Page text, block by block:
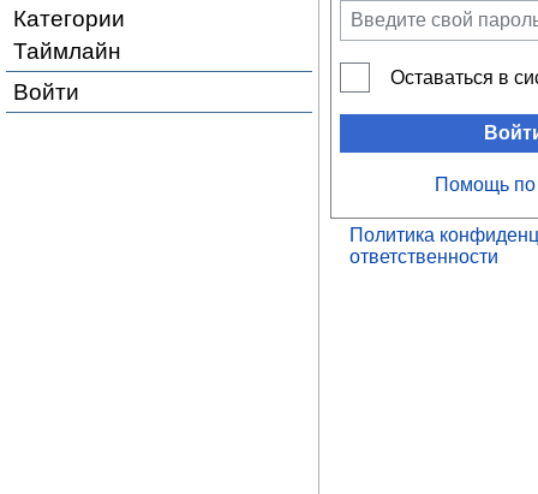
Категории
Таймлайн
Войти
Оставаться в
Помощь по
Политика
ответственности